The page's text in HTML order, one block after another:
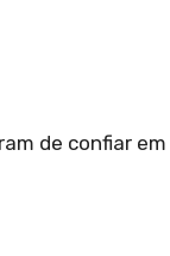
de confiar em